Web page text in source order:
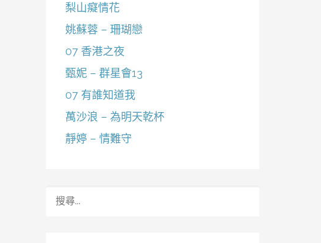
梨山癡情花
姚蘇蓉 – 珊瑚戀
07 香港之夜
甄妮 – 群星會13
07 有誰知道我
萬沙浪 – 為明天乾杯
靜婷 – 情難守